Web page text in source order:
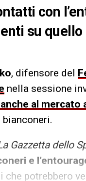
con
su quello
, difensore del
nella sessione
al mercato
Gazzetta dello
e
potrebbero